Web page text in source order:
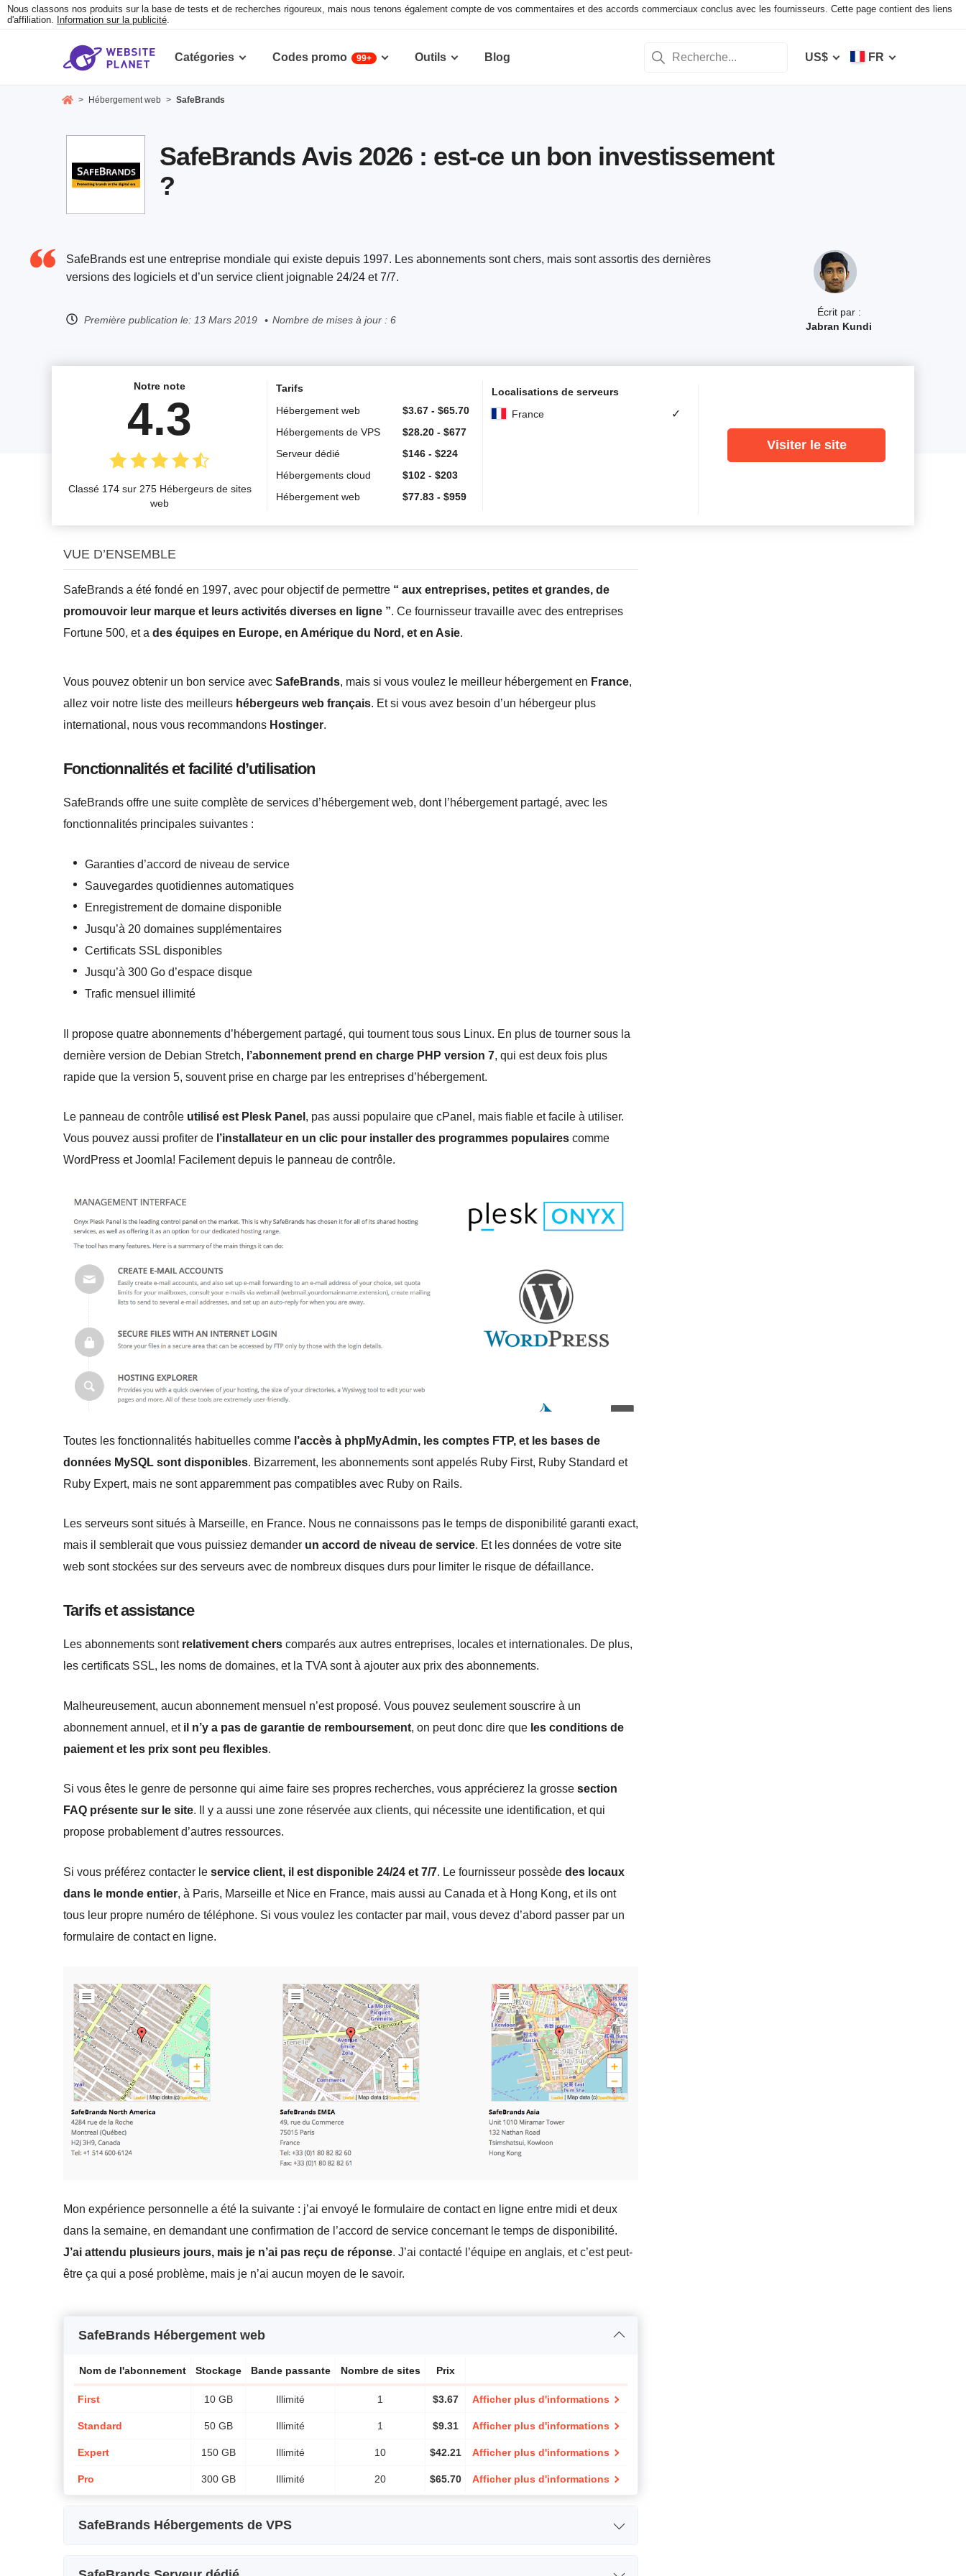
Nous classons nos produits sur la base de tests et de recherches rigoureux, mais nous tenons également compte de vos commentaires et des accords commerciaux conclus avec les fournisseurs. Cette page contient des liens
d'affiliation. Information sur la publicité.
Catégories Codes promo 99+ Outils Blog US$ FR
> Hébergement web > SafeBrands
SafeBrands Avis 2026 : est-ce un bon investissement
?
Écrit par :
Jabran Kundi
SafeBrands est une entreprise mondiale qui existe depuis 1997. Les abonnements sont chers, mais sont assortis des dernières
versions des logiciels et d’un service client joignable 24/24 et 7/7.
Première publication le: 13 Mars 2019 Nombre de mises à jour : 6
Notre note
4.3
Classé 174 sur 275 Hébergeurs de sites
web
Tarifs
Hébergement web
$3.67 - $65.70
Hébergements de VPS
$28.20 - $677
Serveur dédié
$146 - $224
Hébergements cloud
$102 - $203
Hébergement web
$77.83 - $959
Localisations de serveurs
France
✓
Visiter le site
VUE D’ENSEMBLE
SafeBrands a été fondé en 1997, avec pour objectif de permettre “ aux entreprises, petites et grandes, de
promouvoir leur marque et leurs activités diverses en ligne ”. Ce fournisseur travaille avec des entreprises
Fortune 500, et a des équipes en Europe, en Amérique du Nord, et en Asie.
Vous pouvez obtenir un bon service avec SafeBrands, mais si vous voulez le meilleur hébergement en France,
allez voir notre liste des meilleurs hébergeurs web français. Et si vous avez besoin d’un hébergeur plus
international, nous vous recommandons Hostinger.
Fonctionnalités et facilité d’utilisation
SafeBrands offre une suite complète de services d’hébergement web, dont l’hébergement partagé, avec les
fonctionnalités principales suivantes :
Garanties d’accord de niveau de service
Sauvegardes quotidiennes automatiques
Enregistrement de domaine disponible
Jusqu’à 20 domaines supplémentaires
Certificats SSL disponibles
Jusqu’à 300 Go d’espace disque
Trafic mensuel illimité
Il propose quatre abonnements d’hébergement partagé, qui tournent tous sous Linux. En plus de tourner sous la
dernière version de Debian Stretch, l’abonnement prend en charge PHP version 7, qui est deux fois plus
rapide que la version 5, souvent prise en charge par les entreprises d’hébergement.
Le panneau de contrôle utilisé est Plesk Panel , pas aussi populaire que cPanel, mais fiable et facile à utiliser.
Vous pouvez aussi profiter de l’installateur en un clic pour installer des programmes populaires comme
WordPress et Joomla! Facilement depuis le panneau de contrôle.
Toutes les fonctionnalités habituelles comme l’accès à phpMyAdmin, les comptes FTP, et les bases de
données MySQL sont disponibles. Bizarrement, les abonnements sont appelés Ruby First, Ruby Standard et
Ruby Expert, mais ne sont apparemment pas compatibles avec Ruby on Rails.
Les serveurs sont situés à Marseille, en France. Nous ne connaissons pas le temps de disponibilité garanti exact,
mais il semblerait que vous puissiez demander un accord de niveau de service. Et les données de votre site
web sont stockées sur des serveurs avec de nombreux disques durs pour limiter le risque de défaillance.
Tarifs et assistance
Les abonnements sont relativement chers comparés aux autres entreprises, locales et internationales. De plus,
les certificats SSL, les noms de domaines, et la TVA sont à ajouter aux prix des abonnements.
Malheureusement, aucun abonnement mensuel n’est proposé. Vous pouvez seulement souscrire à un
abonnement annuel, et il n’y a pas de garantie de remboursement, on peut donc dire que les conditions de
paiement et les prix sont peu flexibles.
Si vous êtes le genre de personne qui aime faire ses propres recherches, vous apprécierez la grosse section
FAQ présente sur le site. Il y a aussi une zone réservée aux clients, qui nécessite une identification, et qui
propose probablement d’autres ressources.
Si vous préférez contacter le service client, il est disponible 24/24 et 7/7. Le fournisseur possède des locaux
dans le monde entier, à Paris, Marseille et Nice en France, mais aussi au Canada et à Hong Kong, et ils ont
tous leur propre numéro de téléphone. Si vous voulez les contacter par mail, vous devez d’abord passer par un
formulaire de contact en ligne.
Mon expérience personnelle a été la suivante : j’ai envoyé le formulaire de contact en ligne entre midi et deux
dans la semaine, en demandant une confirmation de l’accord de service concernant le temps de disponibilité.
J’ai attendu plusieurs jours, mais je n’ai pas reçu de réponse. J’ai contacté l’équipe en anglais, et c’est peut-
être ça qui a posé problème, mais je n’ai aucun moyen de le savoir.
SafeBrands Hébergement web
Nom de l'abonnement Stockage Bande passante Nombre de sites Prix
First 10 GB Illimité 1 $3.67 Afficher plus d'informations
Standard 50 GB Illimité 1 $9.31 Afficher plus d'informations
Expert 150 GB Illimité 10 $42.21 Afficher plus d'informations
Pro 300 GB Illimité 20 $65.70 Afficher plus d'informations
SafeBrands Hébergements de VPS